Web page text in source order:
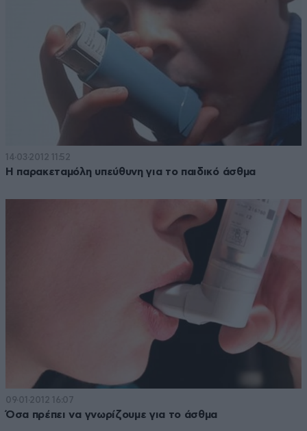
14·03·2012 11:52
Η παρακεταμόλη υπεύθυνη για το παιδικό άσθμα
09·01·2012 16:07
Όσα πρέπει να γνωρίζουμε για το άσθμα